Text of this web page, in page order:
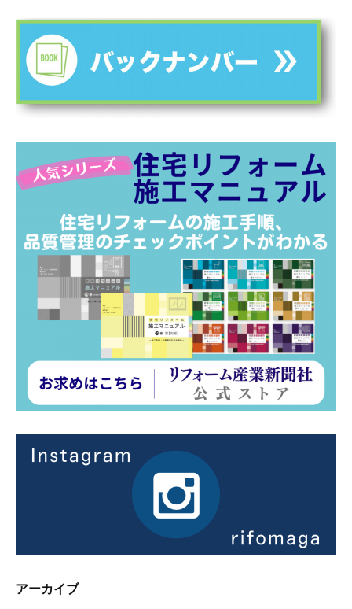
アーカイブ